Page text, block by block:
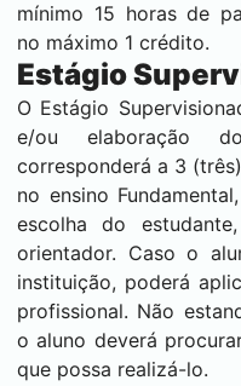
mínimo 15 horas de
no máximo 1 crédito.
Estágio
O Estágio
e/ou elaboração
corresponderá a 3
no ensino
escolha do
orientador. Caso o
instituição, poderá
profissional. Não
o aluno deverá
que possa realizá-lo.